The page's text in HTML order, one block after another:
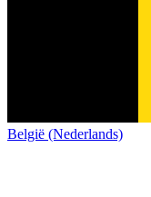
België (Nederlands)